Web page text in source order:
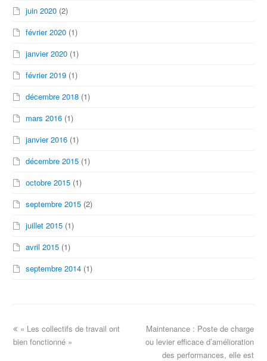
juin 2020 (2)
février 2020 (1)
janvier 2020 (1)
février 2019 (1)
décembre 2018 (1)
mars 2016 (1)
janvier 2016 (1)
décembre 2015 (1)
octobre 2015 (1)
septembre 2015 (2)
juillet 2015 (1)
avril 2015 (1)
septembre 2014 (1)
Maintenance : Poste de charge
ou levier efficace d’amélioration
des performances, elle est
« Les collectifs de travail ont
bien fonctionné »